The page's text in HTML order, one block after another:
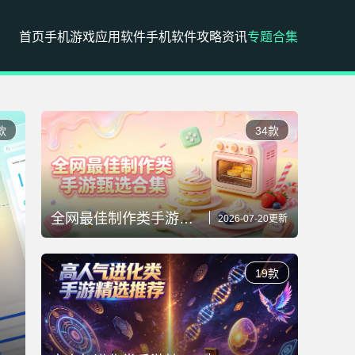
首页手机游戏应用软件手机软件攻略资讯专题合集
34款
全网最佳制作类手游甄选合集 2026-07-20更新
19款